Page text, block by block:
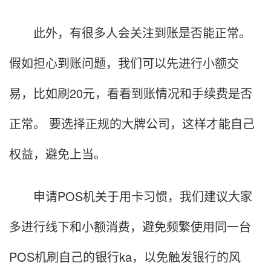
此外，有很多人会关注到账是否能正常。
假如担心到账问题，我们可以先进行小额交
易，比如刷20元，看看到账情况和手续费是否
正常。 要选择正规的大牌公司，这样才能自己
权益，避免上当。
申请POS机关于用卡习惯，我们建议大家
多进行线下和小额消费，避免频繁使用同一台
POS机刷自己的银行ka，以免触发银行的风